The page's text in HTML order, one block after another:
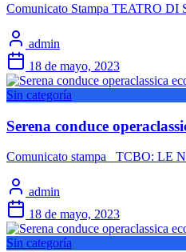
Comunicato Stampa TEATRO
admin
18 de mayo, 2023
Sin categoría
Serena conduce
Comunicato stampa TCBO: LE
admin
18 de mayo, 2023
Sin categoría